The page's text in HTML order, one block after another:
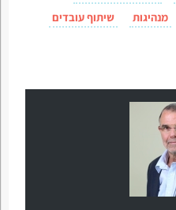
מנהיגות
שיתוף עובדים